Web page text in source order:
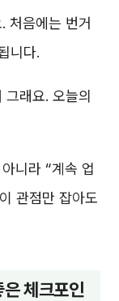
처음에는 번거
니다.
래요. 오늘의
니라 “계속 업
관점만 잡아도
체크포인